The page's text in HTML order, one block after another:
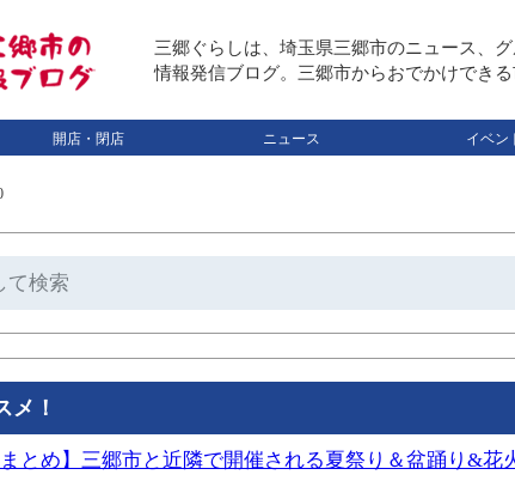
三郷ぐらしは、埼玉県三郷市のニュース、
情報発信ブログ。三郷市からおでかけでき
開店・閉店 ニュース イベン
メ！
まとめ】三郷市と近隣で開催される夏祭り＆盆踊り&花